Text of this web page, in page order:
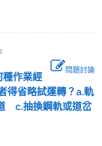
問題討論
種作業經
得省略試運轉？a.軌
c.抽換鋼軌或道岔